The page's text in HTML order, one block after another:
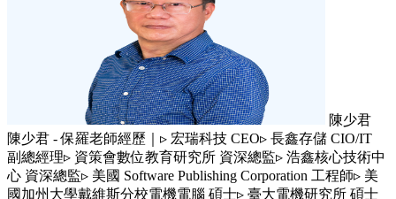
陳少君
陳少君 - 保羅老師經歷｜▹ 宏瑞科技 CEO▹ 長鑫存儲 CIO/IT
副總經理▹ 資策會數位教育研究所 資深總監▹ 浩鑫核心技術中
心 資深總監▹ 美國 Software Publishing Corporation 工程師▹ 美
國加州大學戴維斯分校電機電腦 碩士▹ 臺大電機研究所 碩士